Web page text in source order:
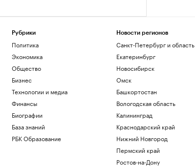
Рубрики
Политика
Экономика
Общество
Бизнес
Технологии и медиа
Финансы
Биографии
База знаний
РБК Образование
Новости регионов
Санкт-Петербург и область
Екатеринбург
Новосибирск
Омск
Башкортостан
Вологодская область
Калининград
Краснодарский край
Нижний Новгород
Пермский край
Ростов-на-Дону